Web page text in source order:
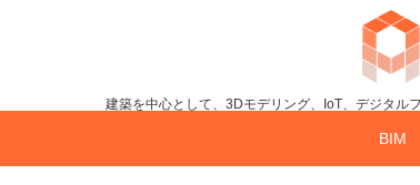
建築を中心として、3Dモデリング、IoT、デジタル
BIM